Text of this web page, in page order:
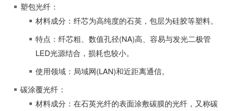
塑包光纤：
材料成分：纤芯为高纯度的石英，包层为硅胶等塑料。
特点：纤芯粗、数值孔径(NA)高、容易与发光二极管
LED光源结合，损耗也较小。
使用领域：局域网(LAN)和近距离通信。
碳涂覆光纤：
材料成分：在石英光纤的表面涂敷碳膜的光纤，又称碳